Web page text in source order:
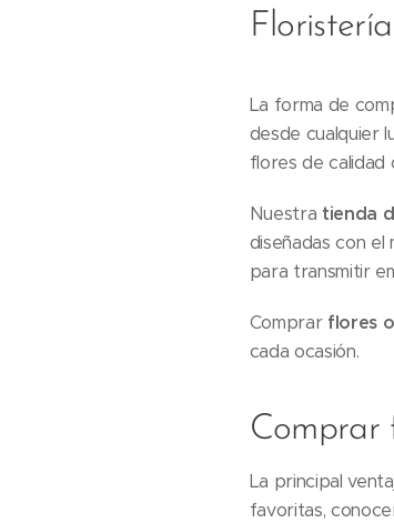
La forma de
desde cualquier
flores de calidad
Nuestra tienda
diseñadas con
para transmitir
Comprar flores
cada ocasión.
Comprar
La principal
favoritas,